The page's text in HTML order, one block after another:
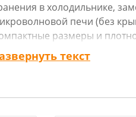
в холодильнике,
печи (без
размеры и
с собой в путешествия, на
имеет приятный цвет
текст